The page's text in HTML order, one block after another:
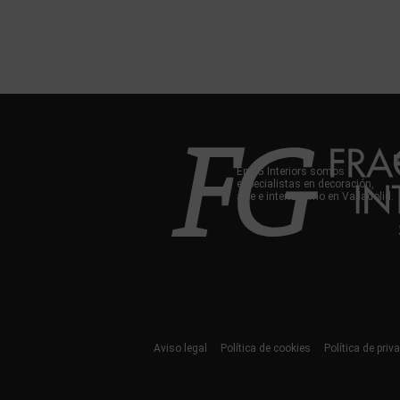
En FG Interiors somos
especialistas en decoración,
arte e interiorismo en Valladolid.
Aviso legal Política de cookies Política de